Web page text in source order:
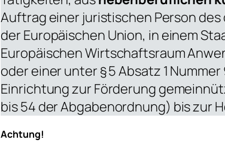
Auftrag einer juristischen Person
der Europäischen Union, in einem
Europäischen Wirtschaftsraum
oder einer unter § 5 Absatz 1
Einrichtung zur Förderung
bis 54 der Abgabenordnung) bis zur
Achtung!